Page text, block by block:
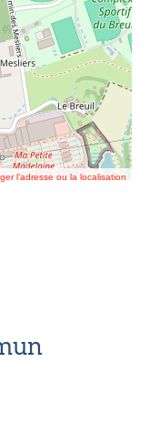
l’adresse ou la localisation